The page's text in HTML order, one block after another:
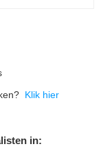
Klik hier
in: